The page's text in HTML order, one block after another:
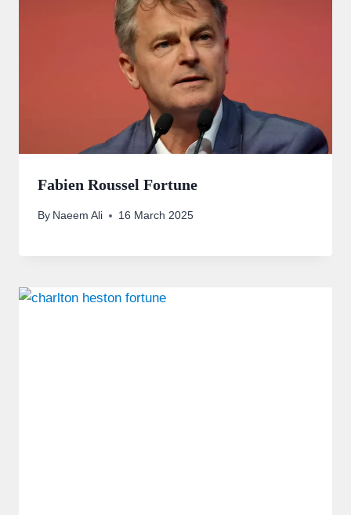
Fabien Roussel Fortune
By Naeem Ali 16 March 2025